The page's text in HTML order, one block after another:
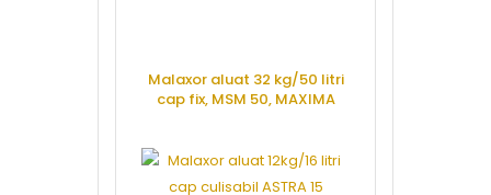
Malaxor aluat 32 kg/50 litri
cap fix, MSM 50, MAXIMA